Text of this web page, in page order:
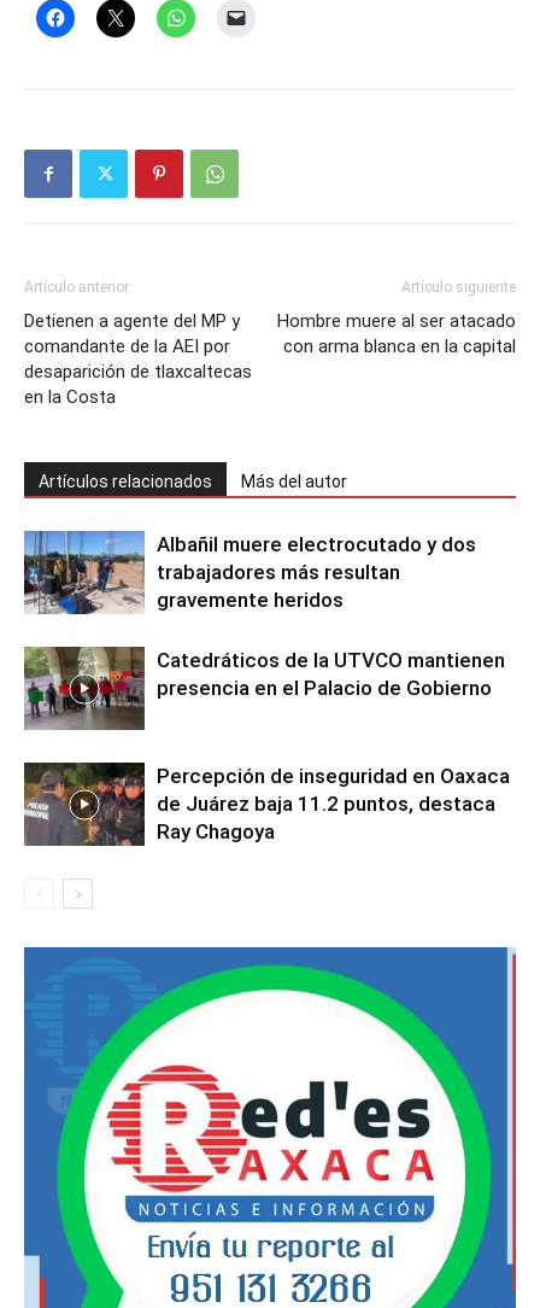
Artículo anterior
Detienen a agente del MP y
comandante de la AEI por
desaparición de tlaxcaltecas
en la Costa
Artículo siguiente
Hombre muere al ser atacado
con arma blanca en la capital
Artículos relacionados Más del autor
Albañil muere electrocutado y dos
trabajadores más resultan
gravemente heridos
Catedráticos de la UTVCO mantienen
presencia en el Palacio de Gobierno
Percepción de inseguridad en Oaxaca
de Juárez baja 11.2 puntos, destaca
Ray Chagoya